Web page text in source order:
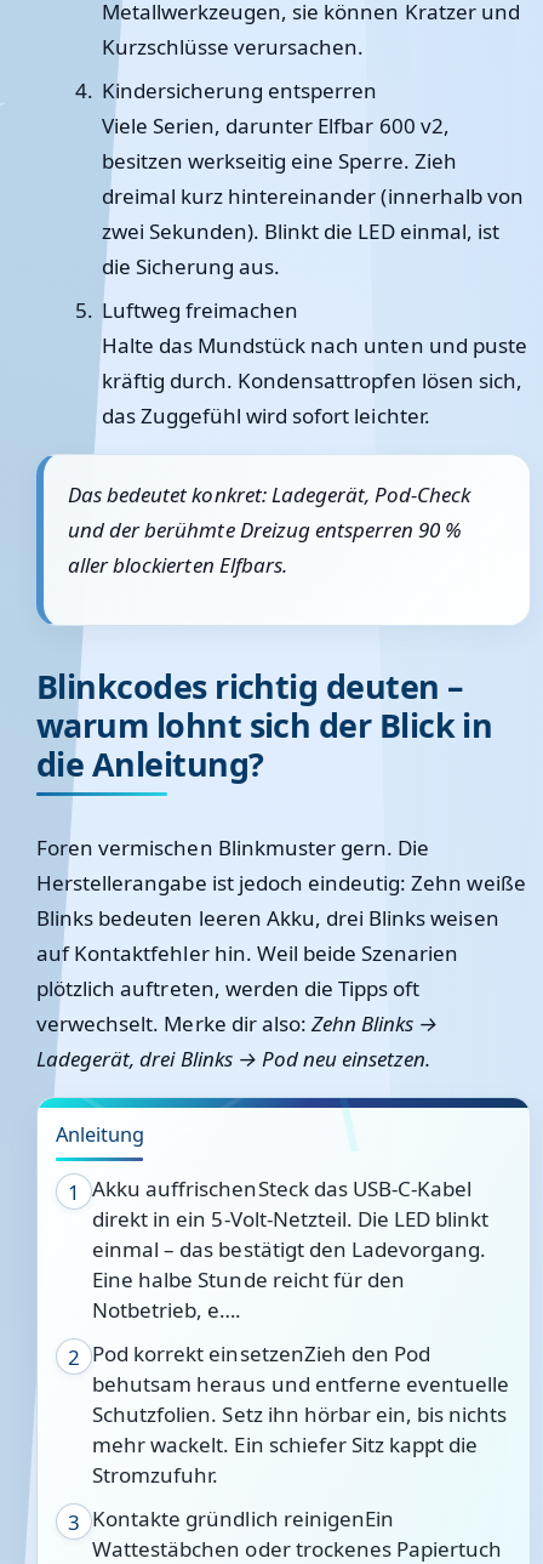
Metallwerkzeugen, sie können Kratzer und
Kurzschlüsse verursachen.
Kindersicherung entsperren
Viele Serien, darunter Elfbar 600 v2,
besitzen werkseitig eine Sperre. Zieh
dreimal kurz hintereinander (innerhalb von
zwei Sekunden). Blinkt die LED einmal, ist
die Sicherung aus.
Luftweg freimachen
Halte das Mundstück nach unten und puste
kräftig durch. Kondensattropfen lösen sich,
das Zuggefühl wird sofort leichter.
Das bedeutet konkret: Ladegerät, Pod-Check
und der berühmte Dreizug entsperren 90 %
aller blockierten Elfbars.
Blinkcodes richtig deuten –
warum lohnt sich der Blick in
die Anleitung?
Foren vermischen Blinkmuster gern. Die
Herstellerangabe ist jedoch eindeutig:Zehn weiße
Blinks bedeuten leeren Akku, drei Blinks weisen
auf Kontaktfehler hin. Weil beide Szenarien
plötzlich auftreten, werden die Tipps oft
verwechselt. Merke dir also: Zehn Blinks →
Ladegerät, drei Blinks → Pod neu einsetzen.
Anleitung
1
Akku auffrischenSteck das USB-C-Kabel
direkt in ein 5-Volt-Netzteil. Die LED blinkt
einmal – das bestätigt den Ladevorgang.
Eine halbe Stunde reicht für den
Notbetrieb, e….
2 Pod korrekt einsetzenZieh den Pod
behutsam heraus und entferne eventuelle
Schutzfolien. Setz ihn hörbar ein, bis nichts
mehr wackelt. Ein schiefer Sitz kappt die
Stromzufuhr.
3 Kontakte gründlich reinigenEin
Wattestäbchen oder trockenes Papiertuch